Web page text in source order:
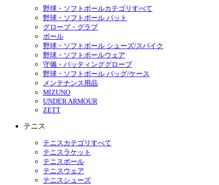
野球・ソフトボールカテゴリすべて
野球・ソフトボール バット
グローブ・グラブ
ボール
野球・ソフトボール シューズ/スパイク
野球・ソフトボールウェア
守備・バッティンググローブ
野球・ソフトボール バッグ/ケース
メンテナンス用品
MIZUNO
UNDER ARMOUR
ZETT
テニス
テニスカテゴリすべて
テニスラケット
テニスボール
テニスウェア
テニスシューズ